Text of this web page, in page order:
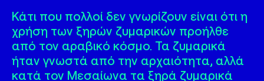
Κάτι που πολλοί δεν γνωρίζουν είναι ότι η
χρήση των ξηρών ζυμαρικών προήλθε
από τον αραβικό κόσμο. Τα ζυμαρικά
ήταν γνωστά από την αρχαιότητα, αλλά
κατά τον Μεσαίωνα τα ξηρά ζυμαρικά